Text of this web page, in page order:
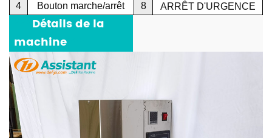
4
Bouton marche/arrêt 8 ARRÊT D'URGENCE
Détails de la
machine